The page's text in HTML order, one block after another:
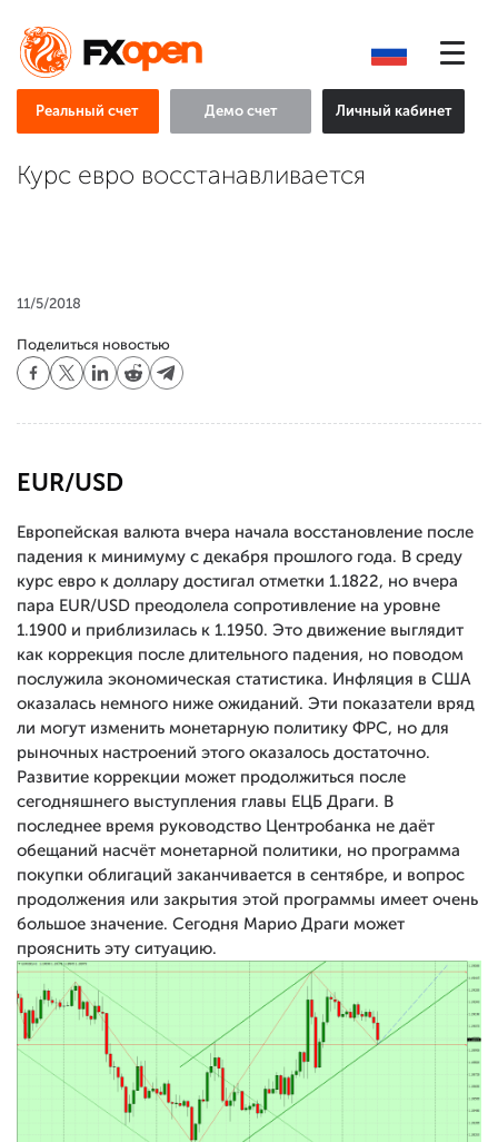
Реальный счет Демо счет Личный кабинет
Курс евро восстанавливается
11/5/2018
Поделиться новостью
EUR/USD
Европейская валюта вчера начала восстановление после
падения к минимуму с декабря прошлого года. В среду
курс евро к доллару достигал отметки 1.1822, но вчера
пара EUR/USD преодолела сопротивление на уровне
1.1900 и приблизилась к 1.1950. Это движение выглядит
как коррекция после длительного падения, но поводом
послужила экономическая статистика. Инфляция в США
оказалась немного ниже ожиданий. Эти показатели вряд
ли могут изменить монетарную политику ФРС, но для
рыночных настроений этого оказалось достаточно.
Развитие коррекции может продолжиться после
сегодняшнего выступления главы ЕЦБ Драги. В
последнее время руководство Центробанка не даёт
обещаний насчёт монетарной политики, но программа
покупки облигаций заканчивается в сентябре, и вопрос
продолжения или закрытия этой программы имеет очень
большое значение. Сегодня Марио Драги может
прояснить эту ситуацию.